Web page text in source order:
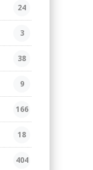
24
3
38
9
166
18
404